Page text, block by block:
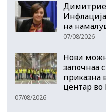
на
07/08/2026
Нови
започнаа
приказна
центар
07/08/2026